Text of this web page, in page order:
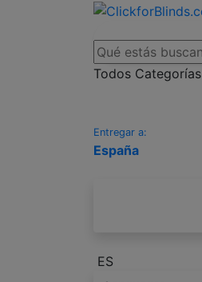
Todos Categorías
Entregar a:
España
ES